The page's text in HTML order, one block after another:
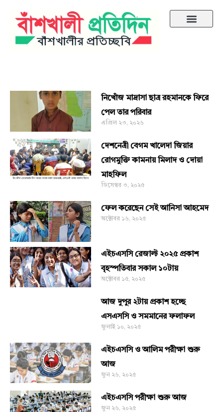
নিখোঁজ মাদ্রাসা ছাত্র রহমানকে ফিরে
পেল তার পরিবার
এপ্রিল ২৩, ২০২৬
দেশনেত্রী বেগম খালেদা জিয়ার
রোগমুক্তি কামনায় মিলাদ ও দোয়া
মাহফিল
ডিসেম্বর ৩, ২০২৫
ফেল করেছেন সেই আনিসা আহমেদ
অক্টোবর ১৬, ২০২৫
এইচএসসি রেজাল্ট ২০২৫ প্রকাশ
বৃহস্পতিবার সকাল ১০টায়
অক্টোবর ১৫, ২০২৫
আজ দুপুর ২টায় প্রকাশ হচ্ছে
এসএসসি ও সমমানের ফলাফল
জুলাই ১০, ২০২৫
এইচএসসি ও আলিম পরীক্ষা শুরু
আজ
জুন ২৬, ২০২৫
এইচএসসি পরীক্ষা শুরু আজ
জুন ২৬, ২০২৫